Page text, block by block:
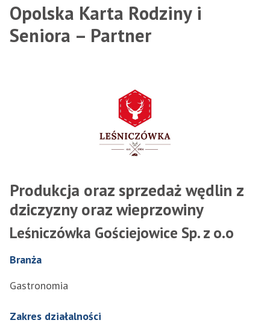
Opolska Karta Rodziny i
Seniora – Partner
Produkcja oraz sprzedaż wędlin z
dziczyzny oraz wieprzowiny
Leśniczówka Gościejowice Sp. z o.o
Branża
Gastronomia
Zakres działalności